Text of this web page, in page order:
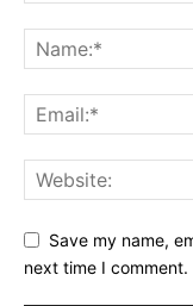
Save my name,
next time I comment.